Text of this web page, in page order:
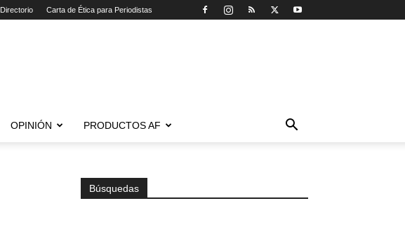
Directorio Carta de Ética para Periodistas
OPINIÓN PRODUCTOS AF
Búsquedas